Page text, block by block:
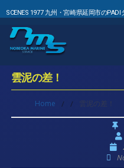
SCENES 1977 九州・宮崎県延岡市の
雲泥の差！
Home / / 雲泥の差！